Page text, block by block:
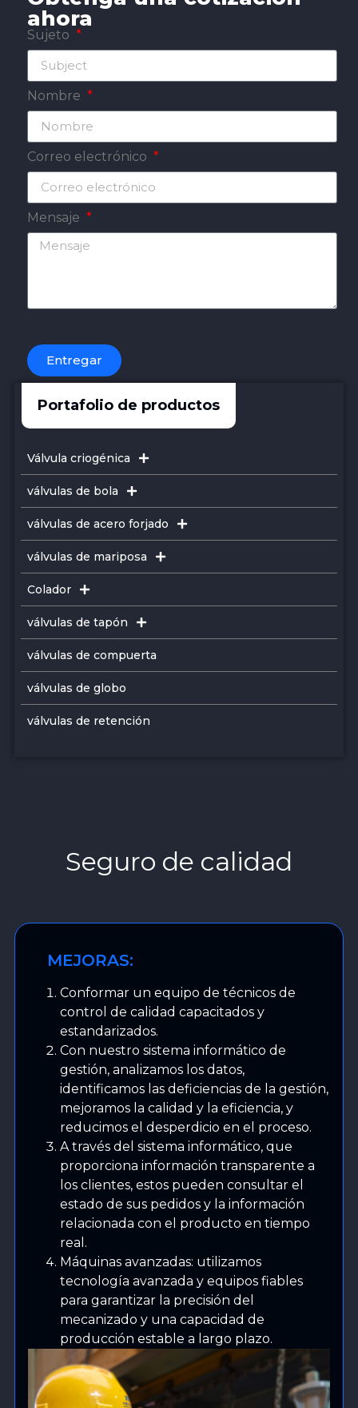
Válvula criogénica
válvulas de bola
válvulas de acero forjado
válvulas de mariposa
Colador
válvulas de tapón
válvulas de compuerta
válvulas de globo
válvulas de retención
Portafolio de productos
ahora
Sujeto
Nombre
Correo electrónico
Mensaje
Entregar
Seguro de calidad
MEJORAS:
Conformar un equipo de técnicos de
control de calidad capacitados y
estandarizados.
Con nuestro sistema informático de
gestión, analizamos los datos,
identificamos las deficiencias de la gestión,
mejoramos la calidad y la eficiencia, y
reducimos el desperdicio en el proceso.
A través del sistema informático, que
proporciona información transparente a
los clientes, estos pueden consultar el
estado de sus pedidos y la información
relacionada con el producto en tiempo
real.
Máquinas avanzadas: utilizamos
tecnología avanzada y equipos fiables
para garantizar la precisión del
mecanizado y una capacidad de
producción estable a largo plazo.